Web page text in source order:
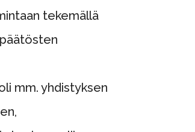
tekemällä
mm. yhdistyksen